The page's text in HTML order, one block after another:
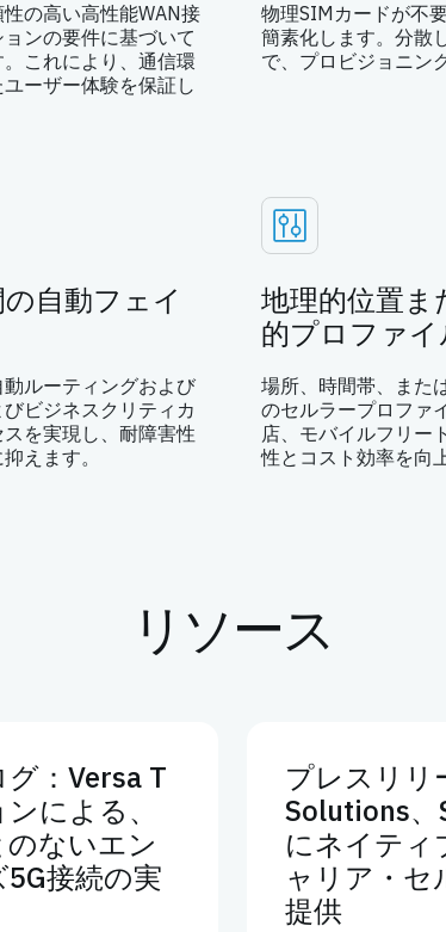
の高い高性能WAN接
ンの要件に基づいて
これにより、通信環
ーザー体験を保証し
物理SIMカードが不
簡素化します。分散
で、プロビジョニン
自動フェイ
ルーティングおよび
ビジネスクリティカ
を実現し、耐障害性
えます。
地理的位置
的プロファイ
場所、時間帯、また
のセルラープロファ
店、モバイルフリー
性とコスト効率を向
リソース
：Versa T
による、
ないエン
接続の実
プレスリリ
Solutions、
にネイティ
ャリア・セ
提供